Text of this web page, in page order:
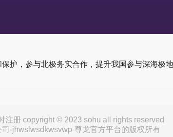
，参与北极务实合作，提升我国参与深海极地
注册 copyright © 2023 sohu all rights reserved
司-jhwslwsdkwsvwp-尊龙官方平台的版权所有